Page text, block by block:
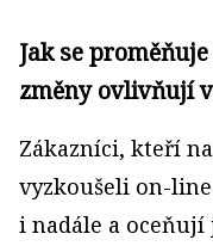
Jak se
změny ovlivňují
Zákazníci, kteří
vyzkoušeli on-
i nadále a